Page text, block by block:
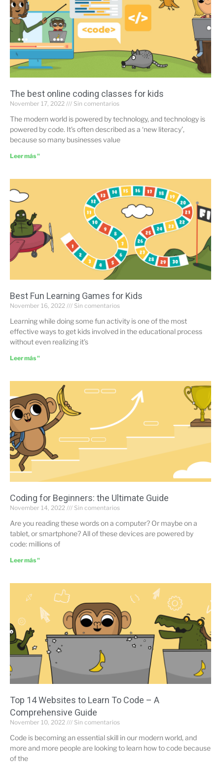
The best online coding classes for kids
November 17, 2022 Sin comentarios
The modern world is powered by technology, and technology is
powered by code. It’s often described as a ‘new literacy’,
because so many businesses value
Leer más "
Best Fun Learning Games for Kids
November 16, 2022 Sin comentarios
Learning while doing some fun activity is one of the most
effective ways to get kids involved in the educational process
without even realizing it’s
Leer más "
Coding for Beginners: the Ultimate Guide
November 14, 2022 Sin comentarios
Are you reading these words on a computer? Or maybe on a
tablet, or smartphone? All of these devices are powered by
code: millions of
Leer más "
Top 14 Websites to Learn To Code – A
Comprehensive Guide
November 10, 2022 Sin comentarios
Code is becoming an essential skill in our modern world, and
more and more people are looking to learn how to code because
of the